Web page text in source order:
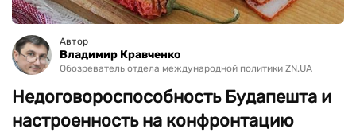
Автор
Владимир Кравченко
Обозреватель отдела международной политики ZN.UA
Недоговороспособность Будапешта и
настроенность на конфронтацию